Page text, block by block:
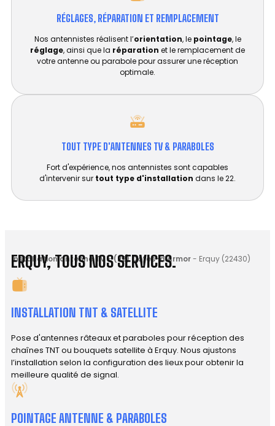
RÉGLAGES, RÉPARATION ET REMPLACEMENT​
Nos antennistes réalisent l’orientation, le pointage, le
réglage, ainsi que la réparation et le remplacement de
votre antenne ou parabole pour assurer une réception
optimale.
TOUT TYPE D'ANTENNES TV & PARABOLES
Fort d'expérience, nos antennistes sont capables
d'intervenir sur tout type d'installation dans le 22.
Installation antenne TV-(22) Côtes-d'Armor- Erquy (22430)
ERQUY, TOUS NOS SERVICES.
INSTALLATION TNT & SATELLITE
Pose d'antennes râteaux et paraboles pour réception des
chaînes TNT ou bouquets satellite à Erquy. Nous ajustons
l’installation selon la configuration des lieux pour obtenir la
meilleure qualité de signal.
POINTAGE ANTENNE & PARABOLES